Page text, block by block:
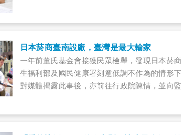
​日本菸商臺南設廠，臺灣是最大輸家
一年前董氏基金會接獲民眾檢舉，發現日本菸
生福利部及國民健康署刻意低調不作為的情形
對媒體揭露此事後，亦前往行政院陳情，並向
失職，監察院並於2015年12月2日對此提出嚴